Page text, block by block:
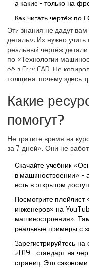
а какие - только на
Как читать чертёж по
Эти знания не дадут
деталь». Их нужно учить
реальный чертёж
по «Технологии
её в FreeCAD. Не
толщина, почему здесь
Какие
помогут?
Не тратите время на
за 7 дней». Они не
Скачайте учебник
в машиностроении» -
есть в открытом
Посмотрите
инженеров» на
машиностроения».
реальные примеры с
Зарегистрируйтесь на
2019 - стандарт на
страниц. Это